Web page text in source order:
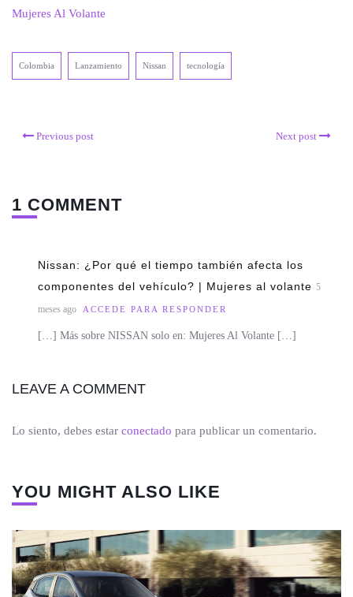
Mujeres Al Volante
Colombia Lanzamiento Nissan tecnología
Previous post Next post
1 COMMENT
Nissan: ¿Por qué el tiempo también afecta los
componentes del vehículo? | Mujeres al volante 5
meses ago
ACCEDE PARA RESPONDER
[…] Más sobre NISSAN solo en: Mujeres Al Volante […]
LEAVE A COMMENT
Lo siento, debes estar conectado para publicar un comentario.
YOU MIGHT ALSO LIKE